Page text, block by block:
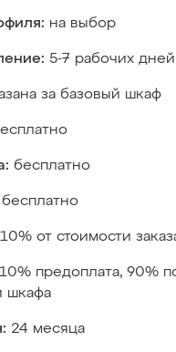
на выбор
5-7 рабочих дней
за базовый шкаф
бесплатно
бесплатно
10% от стоимости
10% предоплата, 90%
шкафа
24 месяца